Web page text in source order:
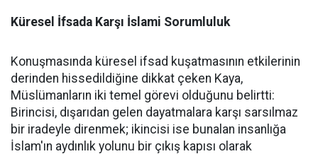
Küresel İfsada Karşı İslami Sorumluluk
Konuşmasında küresel ifsad kuşatmasının etkilerinin
derinden hissedildiğine dikkat çeken Kaya,
Müslümanların iki temel görevi olduğunu belirtti:
Birincisi, dışarıdan gelen dayatmalara karşı sarsılmaz
bir iradeyle direnmek; ikincisi ise bunalan insanlığa
İslam'ın aydınlık yolunu bir çıkış kapısı olarak